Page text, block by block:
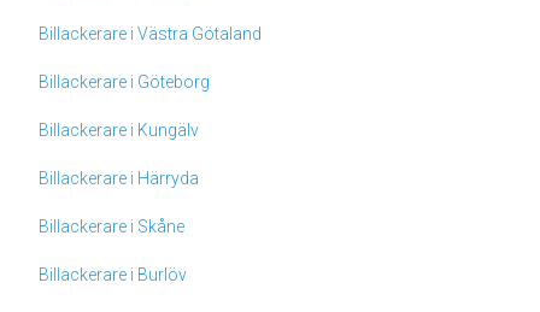
Billackerare i Västra Götaland
Billackerare i Göteborg
Billackerare i Kungälv
Billackerare i Härryda
Billackerare i Skåne
Billackerare i Burlöv